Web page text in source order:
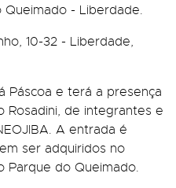
- Liberdade.
10-32 - Liberdade,
Páscoa e terá a presença
Rosadini, de integrantes e
A entrada é
ser adquiridos no
Parque do Queimado.